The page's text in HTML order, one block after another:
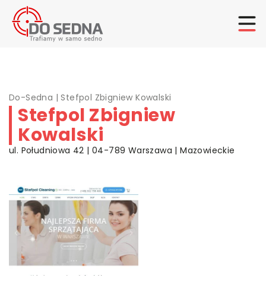
Do-Sedna |Stefpol Zbigniew Kowalski
Stefpol Zbigniew
Kowalski
ul. Południowa 42 | 04-789 Warszawa | Mazowieckie